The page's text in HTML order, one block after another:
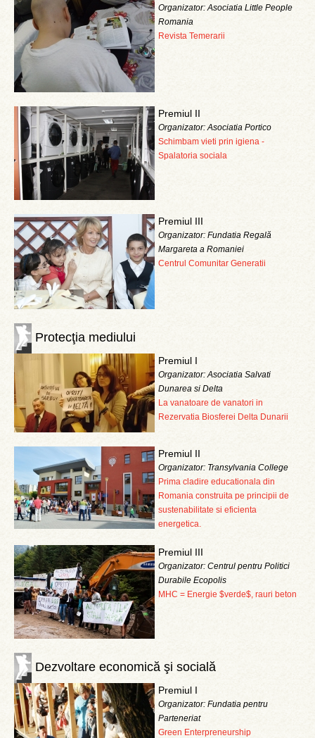
Organizator: Asociatia Little People
Romania
Revista Temerarii
Premiul II
Organizator: Asociatia Portico
Schimbam vieti prin igiena -
Spalatoria sociala
Premiul III
Organizator: Fundatia Regală
Margareta a Romaniei
Centrul Comunitar Generatii
Protecţia mediului
Premiul I
Organizator: Asociatia Salvati
Dunarea si Delta
La vanatoare de vanatori in
Rezervatia Biosferei Delta Dunarii
Premiul II
Organizator: Transylvania College
Prima cladire educationala din
Romania construita pe principii de
sustenabilitate si eficienta
energetica.
Premiul III
Organizator: Centrul pentru Politici
Durabile Ecopolis
MHC = Energie $verde$, rauri beton
Dezvoltare economică şi socială
Premiul I
Organizator: Fundatia pentru
Parteneriat
Green Enterpreneurship